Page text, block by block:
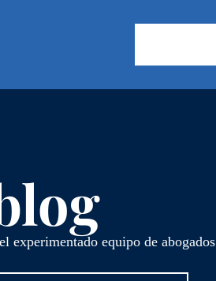
experimentado equipo de abogados